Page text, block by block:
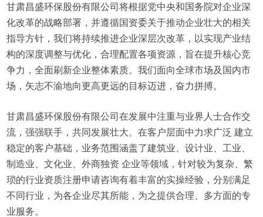
甘肃昌盛环保股份有限公司将根据党中央和国务院对企业深
化改革的战略部署，并遵循国资委关于推动企业壮大的相关
指导方针，我们将持续推进企业深层次改革，以实现产业结
构的深度调整与优化，合理配置各项资源，旨在提升核心竞
争力，全面刷新企业整体素质。我们面向全球市场及国内市
场，矢志不渝地向更高更远的目标迈进，奋力拼搏。
甘肃昌盛环保股份有限公司在发展中注重与业界人士合作交
流，强强联手，共同发展壮大。在客户层面中力求广泛 建立
稳定的客户基础，业务范围涵盖了建筑业、设计业、工业、
制造业、文化业、外商独资 企业等领域，针对较为复杂、繁
琐的行业资质注册申请咨询有着丰富的实操经验，分别满足
不同行业，为各企业尽其所能，为之提供合理、多方面的专
业服务。